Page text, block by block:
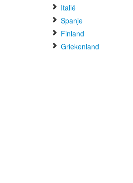
Italië
Spanje
Finland
Griekenland